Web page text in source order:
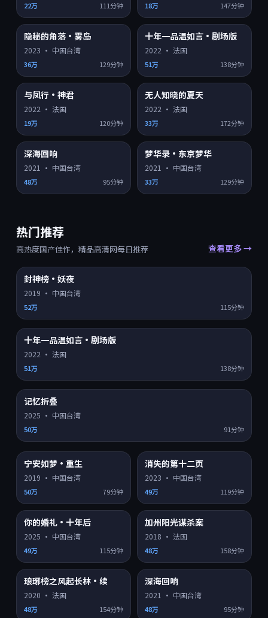
22万 111分钟 18万 147分钟
9.2
隐秘的角落·雾岛
2023 · 中国台湾
36万 129分钟
8.2 HD
十年一品温如言·剧场版
2022 · 法国
51万 138分钟
8.3
与凤行·神君
2022 · 法国
19万 120分钟
8.6
无人知晓的夏天
2022 · 法国
33万 172分钟
8.1
深海回响
2021 · 中国台湾
48万 95分钟
7.3
梦华录·东京梦华
2021 · 中国台湾
33万 129分钟
热门推荐
高热度国产佳作，精品高清网每日推荐 查看更多 →
8.0
封神榜·妖夜
2019 · 中国台湾
52万 115分钟
8.2
十年一品温如言·剧场版
2022 · 法国
51万 138分钟
8.9
记忆折叠
2025 · 中国台湾
50万 91分钟
8.3
宁安如梦·重生
2019 · 中国台湾
50万 79分钟
7.2
消失的第十二页
2023 · 中国台湾
49万 119分钟
8.8
你的婚礼·十年后
2025 · 中国台湾
49万 115分钟
7.4
加州阳光谋杀案
2018 · 法国
48万 158分钟
6.8
琅琊榜之风起长林·续
2020 · 法国
48万 154分钟
8.1
深海回响
2021 · 中国台湾
48万 95分钟